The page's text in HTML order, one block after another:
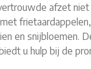
afzet niet
en snijbloemen.
u hulp bij de